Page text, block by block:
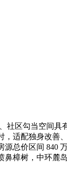
区勾当空间具
适配独身改
总价区间
樟树，中环